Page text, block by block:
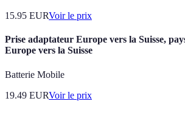
15.95 EURVoir le prix
Prise adaptateur Europe vers la Suisse,
Europe vers la Suisse
Batterie Mobile
19.49 EURVoir le prix